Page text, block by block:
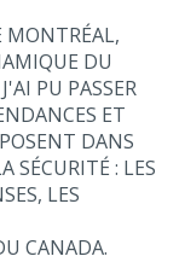
MONTRÉAL,
DU
PU PASSER
ET
DANS
SÉCURITÉ : LES
LES
CANADA.